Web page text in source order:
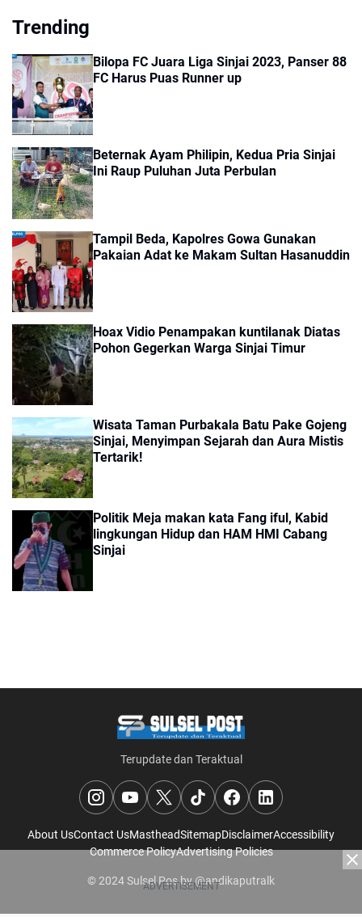
Trending
Bilopa FC Juara Liga Sinjai 2023, Panser 88
FC Harus Puas Runner up
Beternak Ayam Philipin, Kedua Pria Sinjai
Ini Raup Puluhan Juta Perbulan
Tampil Beda, Kapolres Gowa Gunakan
Pakaian Adat ke Makam Sultan Hasanuddin
Hoax Vidio Penampakan kuntilanak Diatas
Pohon Gegerkan Warga Sinjai Timur
Wisata Taman Purbakala Batu Pake Gojeng
Sinjai, Menyimpan Sejarah dan Aura Mistis
Tertarik!
Politik Meja makan kata Fang iful, Kabid
lingkungan Hidup dan HAM HMI Cabang
Sinjai
ADVERTISEMENT
Terupdate dan Teraktual
About UsContact UsMastheadSitemapDisclaimerAccessibility
Commerce PolicyAdvertising Policies
© 2024Sulsel Posby@andikaputralk